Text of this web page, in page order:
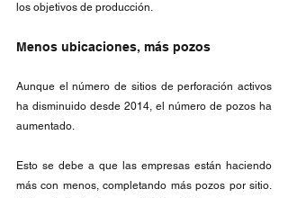
los objetivos de producción.
Menos ubicaciones, más pozos
Aunque el número de sitios de perforación activos
ha disminuido desde 2014, el número de pozos ha
aumentado.
Esto se debe a que las empresas están haciendo
más con menos, completando más pozos por sitio.